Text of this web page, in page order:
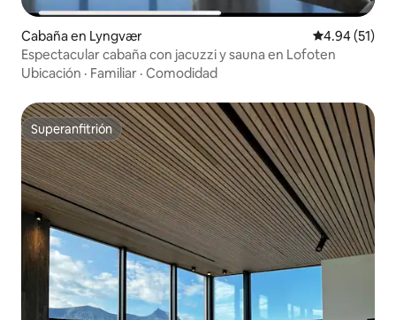
Cabaña en Lyngvær Calificación
4.94 (51)
Espectacular cabaña con jacuzzi y sauna en Lofoten
Ubicación · Familiar · Comodidad
Superanfitrión
Superanfitrión